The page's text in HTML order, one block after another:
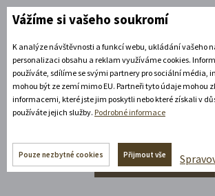
CHINASKI OPEN AIR 2026
Nezapomenutelný večer plný skvělé
jedinečné atmosféry pod širým
zámeckém nádvoří.
Rozbalte si další akce
Rozbalte si další akce
Vážíme si vašeho soukromí
K analýze návštěvnosti a funkcí webu, ukládání vašeho
personalizaci obsahu a reklam využíváme cookies.
používáte, sdílíme se svými partnery pro sociální média,
mohou být ze zemí mimo EU. Partneři tyto údaje mohou
informacemi, které jste jim poskytli nebo které získali v
používáte jejich služby. Podrobné informace
Pouze nezbytné cookies Přijmout vše